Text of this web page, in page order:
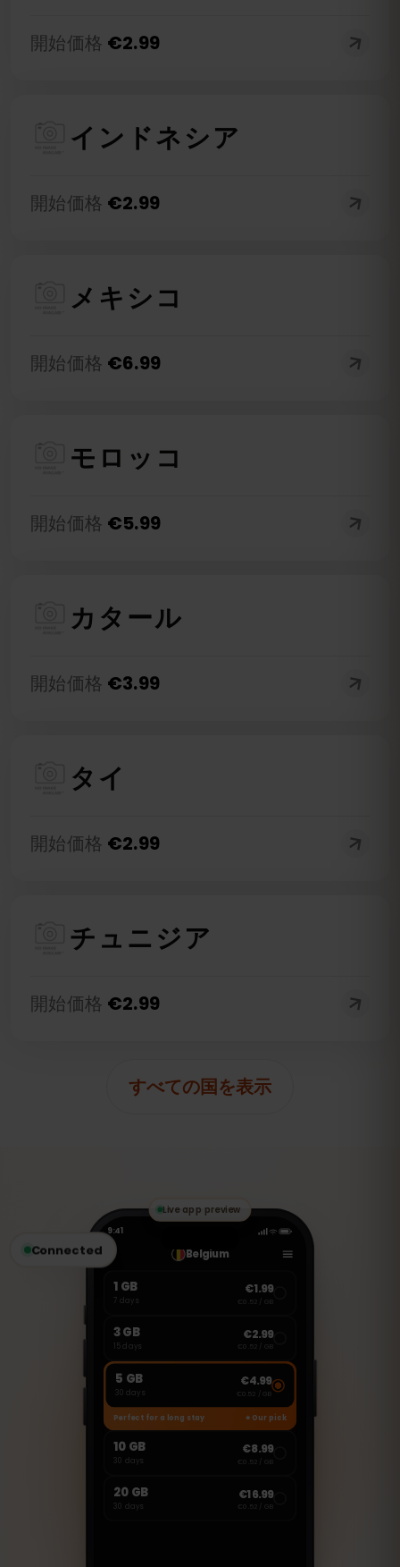
開始価格 €2.99
インドネシア
開始価格 €2.99
メキシコ
開始価格 €6.99
モロッコ
開始価格 €5.99
カタール
開始価格 €3.99
タイ
開始価格 €2.99
チュニジア
開始価格 €2.99
すべての国を表示